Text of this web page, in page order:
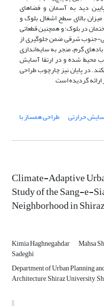
دید به آسمان و فضاهای
میزان بالای سطح اشغال بلوک و
در بلوک؛ و همچنین قطعاتی
جنوب شرقی ضمن جلوگیری از
گرم، منجر به سایه‌اندازی
محیط شده و در ارتقا آسایش
در پایان نیز چارچوب طراحی
گردیده است
حرارتی طراحی همساز با
Climate-Adaptive
Study of the Sang-e-
Neighborhood in
Kimia Haghnegahdar Mahsa
Sadeghi
Department of Urban Planning
Architecture, Shiraz University,